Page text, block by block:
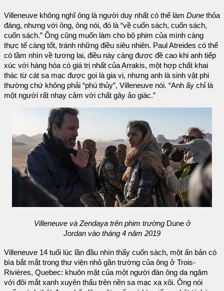
Villeneuve không nghĩ ông là người duy nhất có thể làm Dune thỏa
đáng, nhưng với ông, ông nói, đó là “về cuốn sách, cuốn sách,
cuốn sách.” Ông cũng muốn làm cho bộ phim của mình càng
thực tế càng tốt, tránh những điều siêu nhiên. Paul Atreides có thể
có tầm nhìn về tương lai, điều này càng được đề cao khi anh tiếp
xúc với hàng hóa có giá trị nhất của Arrakis, một hợp chất khai
thác từ cát sa mạc được gọi là gia vị, nhưng anh là sinh vật phi
thường chứ không phải “phù thủy”, Villeneuve nói. “Anh ấy chỉ là
một người rất nhạy cảm với chất gây ảo giác.”
Villeneuve và Zendaya trên phim trườngDune ở
Jordan vào tháng 4 năm 2019
Villeneuve 14 tuổi lúc lần đầu nhìn thấy cuốn sách, một ấn bản có
bìa bắt mắt trong thư viện nhỏ gần trường của ông ở Trois-
Rivières, Quebec: khuôn mặt của một người đàn ông da ngăm
với đôi mắt xanh xuyên thấu trên nền sa mạc xa xôi. Ông nói